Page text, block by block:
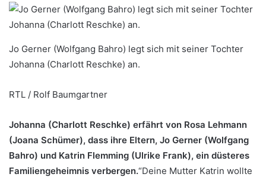
Jo Gerner (Wolfgang Bahro) legt sich mit seiner Tochter
Johanna (Charlott Reschke) an.
RTL / Rolf Baumgartner
Johanna (Charlott Reschke) erfährt von Rosa Lehmann
(Joana Schümer), dass ihre Eltern, Jo Gerner (Wolfgang
Bahro) und Katrin Flemming (Ulrike Frank), ein düsteres
Familiengeheimnis verbergen.“Deine Mutter Katrin wollte